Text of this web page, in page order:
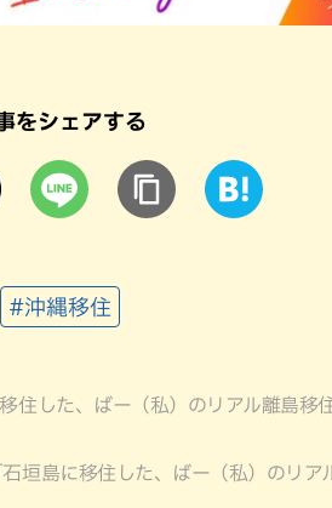
をシェアする
#沖縄移住
住した、ばー（私）のリアル離島移
垣島に移住した、ばー（私）のリア